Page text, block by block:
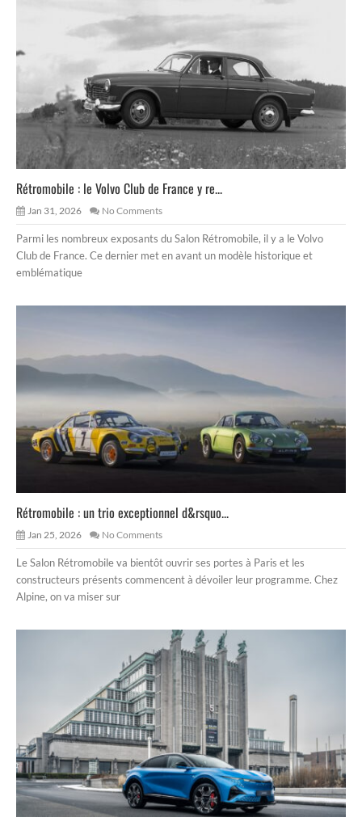
Rétromobile : le Volvo Club de France y re...
Jan 31, 2026 No Comments
Parmi les nombreux exposants du Salon Rétromobile, il y a le Volvo
Club de France. Ce dernier met en avant un modèle historique et
emblématique
Rétromobile : un trio exceptionnel d&rsquo...
Jan 25, 2026 No Comments
Le Salon Rétromobile va bientôt ouvrir ses portes à Paris et les
constructeurs présents commencent à dévoiler leur programme. Chez
Alpine, on va miser sur